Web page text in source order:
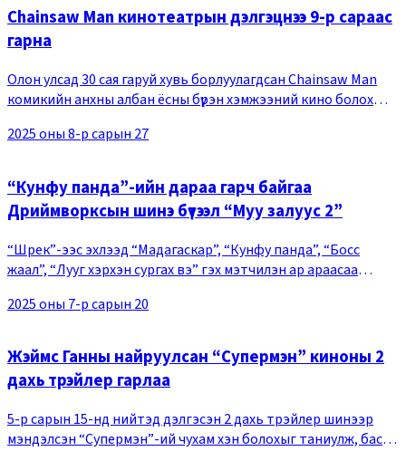
Chainsaw Man кинотеатрын дэлгэцнээ 9-р сараас
гарна
Олон улсад 30 сая гаруй хувь борлуулагдсан Chainsaw Man
комикийн анхны албан ёсны бүрэн хэмжээний кино болох
ны өдөр нээлтээ хийнэ.Тулаант, ур
2025 оны 8-р сарын 27
“Кунфу панда”-ийн дараа гарч байгаа
Дриймворксын шинэ бүтээл “Муу залуус 2”
“Шрек”-ээс эхлээд “Мадагаскар”, “Кунфу панда”, “Босс
жаал”, “Лууг хэрхэн сургах вэ” гэх мэтчилэн ар араасаа
төрх бүхий дүрүүдтэй алдарт Дрий
2025 оны 7-р сарын 20
Жэймс Ганны найруулсан “Супермэн” киноны 2
дахь трэйлер гарлаа
5-р сарын 15-нд нийтэд дэлгэсэн 2 дахь трэйлер шинээр
мэндэлсэн “Супермэн”-ий чухам хэн болохыг таниулж, бас